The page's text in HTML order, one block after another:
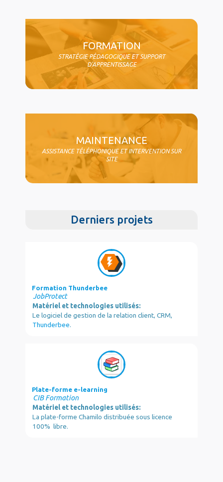
FORMATION
STRATÉGIE PÉDAGOGIQUE ET SUPPORT
D'APPRENTISSAGE
MAINTENANCE
ASSISTANCE TÉLÉPHONIQUE ET INTERVENTION SUR
SITE
Derniers projets
Formation Thunderbee
JobProtect
Matériel et technologies utilisés:
Le logiciel de gestion de la relation client, CRM,
Thunderbee.
Plate-forme e-learning
CIB Formation
Matériel et technologies utilisés:
La plate-forme Chamilo distribuée sous licence
100% libre.